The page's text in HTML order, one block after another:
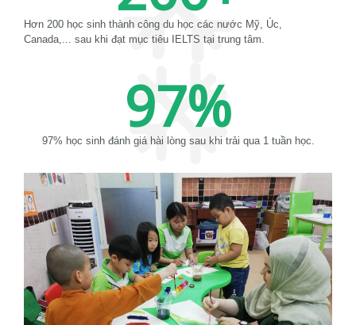
Hơn 200 học sinh thành công du học các nước Mỹ, Úc,
Canada,... sau khi đạt mục tiêu IELTS tại trung tâm.
97% học sinh đánh giá hài lòng sau khi trải qua 1 tuần học.
97%